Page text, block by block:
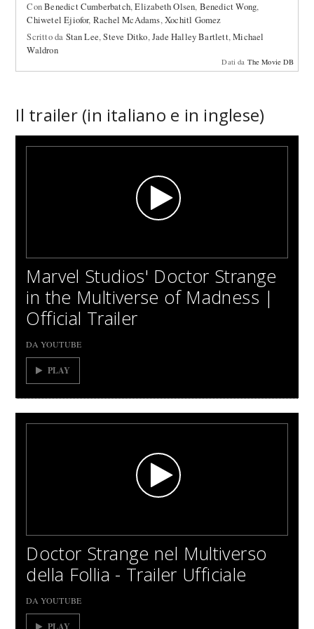
ConBenedict Cumberbatch,Elizabeth Olsen, Benedict Wong,
Chiwetel Ejiofor, Rachel McAdams,Xochitl Gomez
Scritto da Stan Lee,Steve Ditko,Jade Halley Bartlett,Michael
Waldron
Dati da The Movie DB
Il trailer (in italiano e in inglese)
Marvel Studios' Doctor Strange
in the Multiverse of Madness |
Official Trailer
DA YOUTUBE
PLAY
Doctor Strange nel Multiverso
della Follia - Trailer Ufficiale
DA YOUTUBE
PLAY